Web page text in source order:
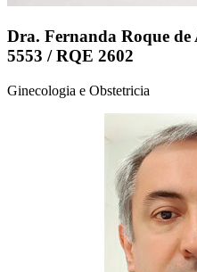
Dra. Fernanda Roque
5553 / RQE 2602
Ginecologia e Obstetricia